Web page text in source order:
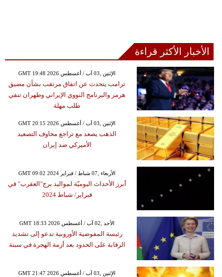
الأخبار الأكثر قراءة
GMT 19:48 2026 الإثنين ,03 آب / أغسطس
ترامب يتحدث عن اتفاق مرتقب بشأن مضيق
هرمز والبرنامج النووي الإيراني وطهران تنفي
طلب مهلة
GMT 20:15 2026 الإثنين ,03 آب / أغسطس
الذهب يصعد مع تراجع مخاوف التصعيد
الأميركي ضد إيران
GMT 09:02 2024 الأربعاء ,07 شباط / فبراير
أبرز الأحداث اليوميّة لمواليد برج"العقرب" في
فبراير/ شباط 2024
GMT 18:33 2026 الأحد ,02 آب / أغسطس
رئيسة المفوضية الأوروبية تدعو إلى تشديد
الرقابة على الحدود بعد أزمة الهجرة في سبتة
GMT 21:47 2026 الإثنين ,03 آب / أغسطس